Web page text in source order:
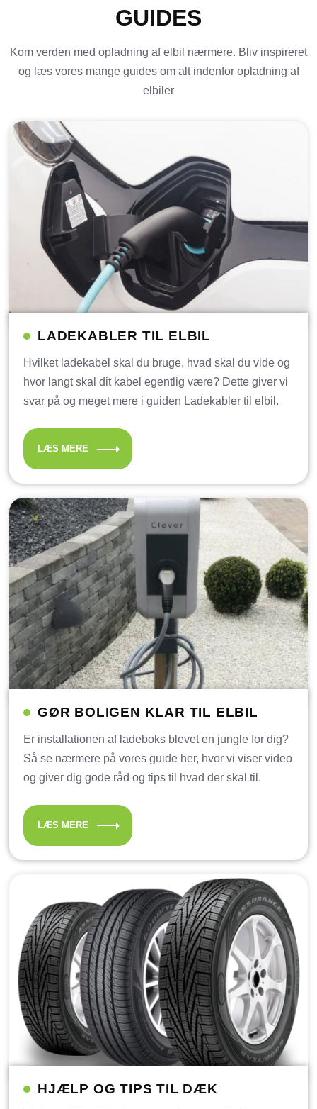
GUIDES
Kom verden med opladning af elbil nærmere. Bliv inspireret
og læs vores mange guides om alt indenfor opladning af
elbiler
LADEKABLER TIL ELBIL
Hvilket ladekabel skal du bruge, hvad skal du vide og
hvor langt skal dit kabel egentlig være? Dette giver vi
svar på og meget mere i guiden Ladekabler til elbil.
LÆS MERE
GØR BOLIGEN KLAR TIL ELBIL
Er installationen af ladeboks blevet en jungle for dig?
Så se nærmere på vores guide her, hvor vi viser video
og giver dig gode råd og tips til hvad der skal til.
LÆS MERE
HJÆLP OG TIPS TIL DÆK